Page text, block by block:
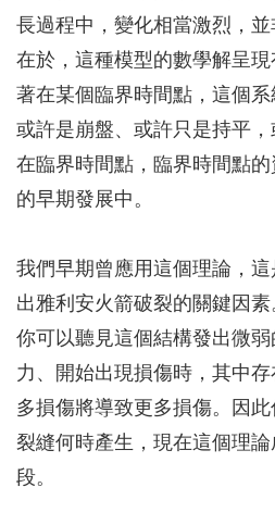
長過程中，變化相當激烈，
在於，這種模型的數學解呈
著在某個臨界時間點，這個系
或許是崩盤、或許只是持平
在臨界時間點，臨界時間點
的早期發展中。
我們早期曾應用這個理論，
出雅利安火箭破裂的關鍵因素
你可以聽見這個結構發出微
力、開始出現損傷時，其中
多損傷將導致更多損傷。因
裂縫何時產生，現在這個理
段。